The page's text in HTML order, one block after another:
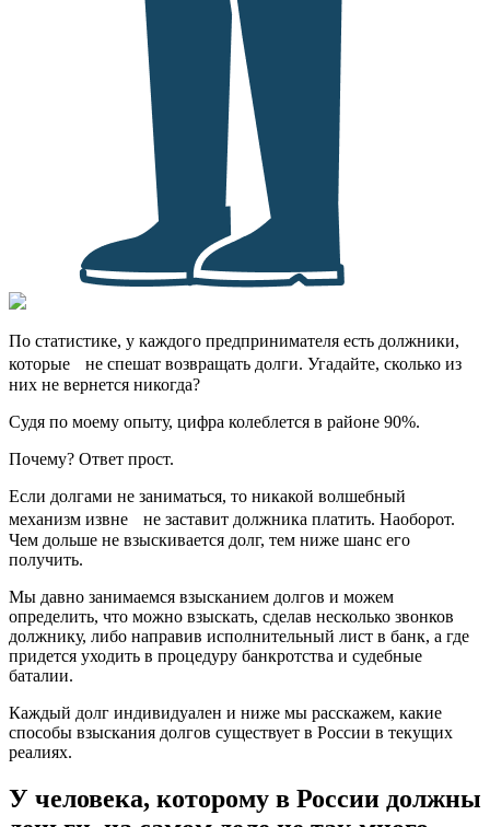
По статистике, у каждого предпринимателя есть должники,
которые не спешат возвращать долги. Угадайте, сколько из
них не вернется никогда?
Судя по моему опыту, цифра колеблется в районе 90%.
Почему? Ответ прост.
Если долгами не заниматься, то никакой волшебный
механизм извне не заставит должника платить. Наоборот.
Чем дольше не взыскивается долг, тем ниже шанс его
получить.
Мы давно занимаемся взысканием долгов и можем
определить, что можно взыскать, сделав несколько звонков
должнику, либо направив исполнительный лист в банк, а где
придется уходить в процедуру банкротства и судебные
баталии.
Каждый долг индивидуален и ниже мы расскажем, какие
способы взыскания долгов существует в России в текущих
реалиях.
У человека, которому в России должны